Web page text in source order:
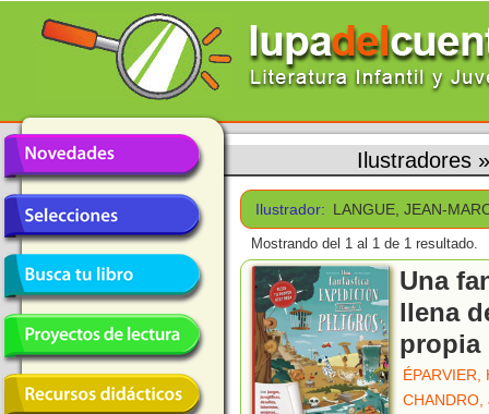
Ilustradores
Ilustrador: LANGUE, JEAN-
Mostrando del 1 al 1 de 1 resultado.
Una
llena
propia
ÉPARVIER,
CHANDRO,